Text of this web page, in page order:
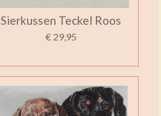
Sierkussen Teckel Roos
€ 29,95